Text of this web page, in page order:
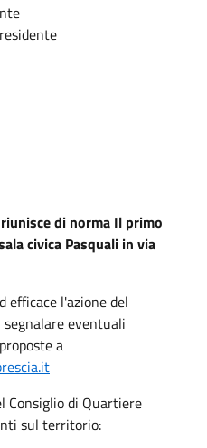
di norma Il primo
civica Pasquali in via
efficace l'azione del
eventuali
a
Consiglio di Quartiere
sul territorio: